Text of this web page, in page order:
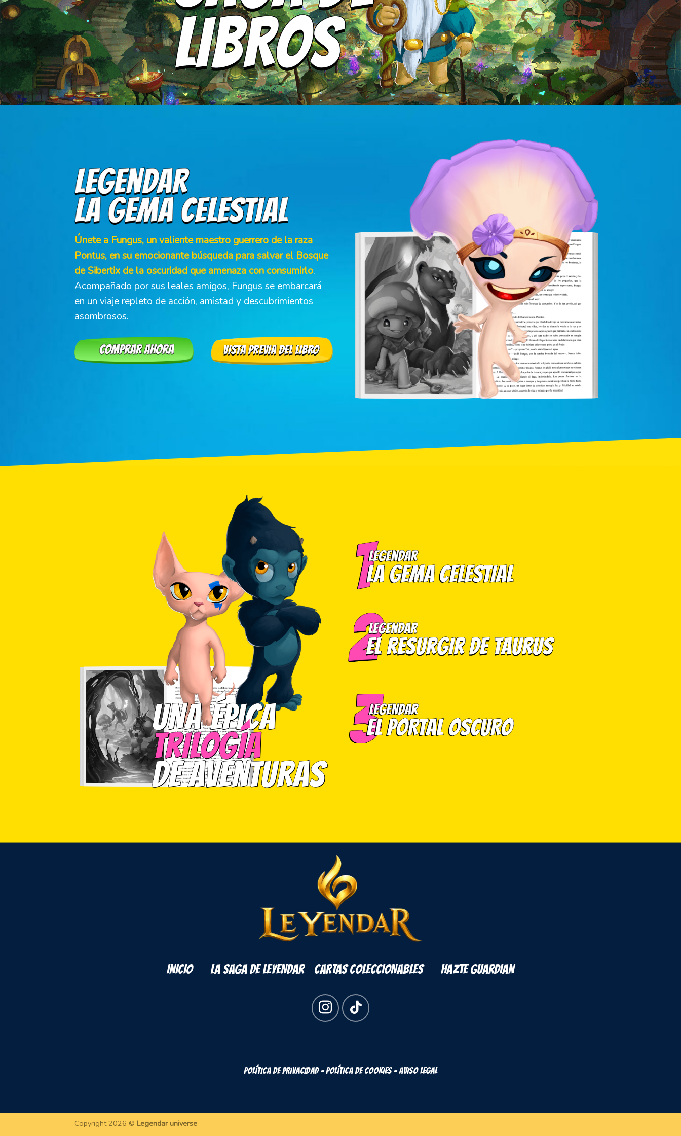
Únete a Fungus, un valiente maestro guerrero de la raza
Pontus, en su emocionante búsqueda para salvar el Bosque
de Sibertix de la oscuridad que amenaza con consumirlo.
Acompañado por sus leales amigos, Fungus se embarcará
en un viaje repleto de acción, amistad y descubrimientos
asombrosos.
INICIO LA SAGA DE LEYENDAR CARTAS COLECCIONABLES HAZTE GUARDIAN
POLÍTICA DE PRIVACIDAD - POLÍTICA DE COOKIES - AVISO LEGAL
Copyright 2026 © Legendar universe